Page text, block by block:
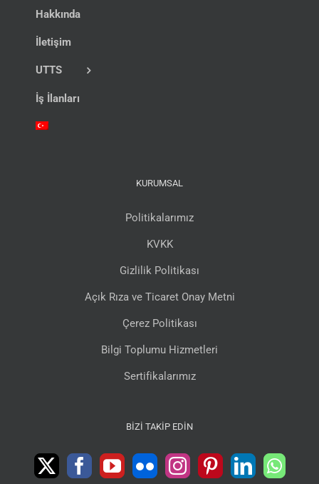
Hakkında
İletişim
UTTS
İş İlanları
KURUMSAL
Politikalarımız
KVKK
Gizlilik Politikası
Açık Rıza ve Ticaret Onay Metni
Çerez Politikası
Bilgi Toplumu Hizmetleri
Sertifikalarımız
BIZI TAKIP EDIN